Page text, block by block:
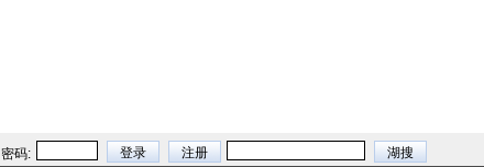
密码: